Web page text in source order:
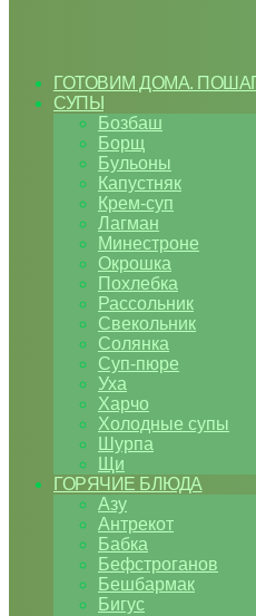
ГОТОВИМ ДОМА.
СУПЫ
Бозбаш
Борщ
Бульоны
Капустняк
Крем-суп
Лагман
Минестроне
Окрошка
Похлебка
Рассольник
Свекольник
Солянка
Суп-пюре
Уха
Харчо
Холодные супы
Шурпа
Щи
ГОРЯЧИЕ БЛЮДА
Азу
Антрекот
Бабка
Бефстроганов
Бешбармак
Бигус